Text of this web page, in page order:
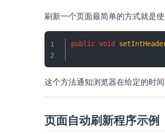
刷新一个页面最简单的方式就是
public void
这个方法通知浏览器在给定的时
页面自动刷新程序示例